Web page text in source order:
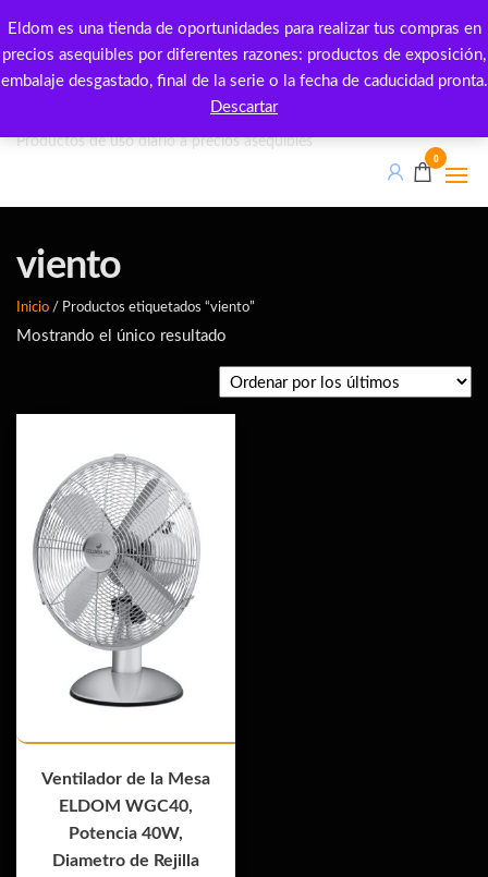
al
contenido
Eldom es una tienda de oportunidades para realizar tus compras en
precios asequibles por diferentes razones: productos de exposición,
embalaje desgastado, final de la serie o la fecha de caducidad pronta.
Descartar
Productos de uso diario a precios asequibles
0
viento
Inicio / Productos etiquetados “viento”
Mostrando el único resultado
Ventilador de la Mesa
ELDOM WGC40,
Potencia 40W,
Diametro de Rejilla